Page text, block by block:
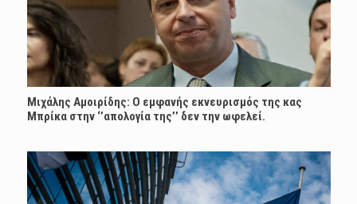
Μιχάλης Αμοιρίδης: Ο εμφανής εκνευρισμός της κας
Μπρίκα στην ‘’απολογία της’’ δεν την ωφελεί.